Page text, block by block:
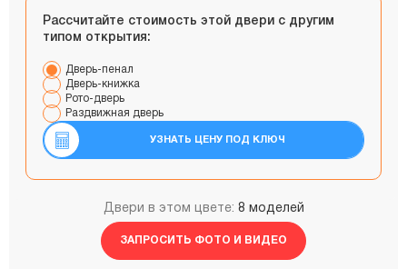
Рассчитайте стоимость этой двери с другим
типом открытия:
Дверь-пенал
Дверь-книжка
Рото-дверь
Раздвижная дверь
УЗНАТЬ ЦЕНУ ПОД КЛЮЧ
Двери в этом цвете: 8 моделей
ЗАПРОСИТЬ ФОТО И ВИДЕО